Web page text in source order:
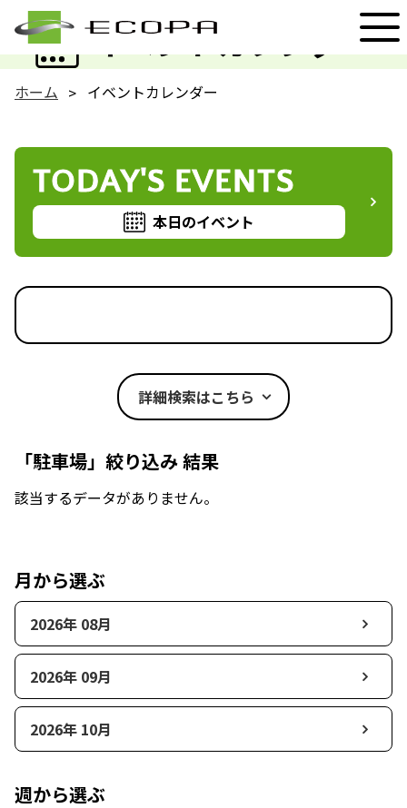
イベントカレンダー
EVENT
ホーム イベントカレンダー
TODAY'S EVENTS
本日のイベント
詳細検索はこちら
「駐車場」絞り込み 結果
該当するデータがありません。
月から選ぶ
2026年 08月
2026年 09月
2026年 10月
週から選ぶ